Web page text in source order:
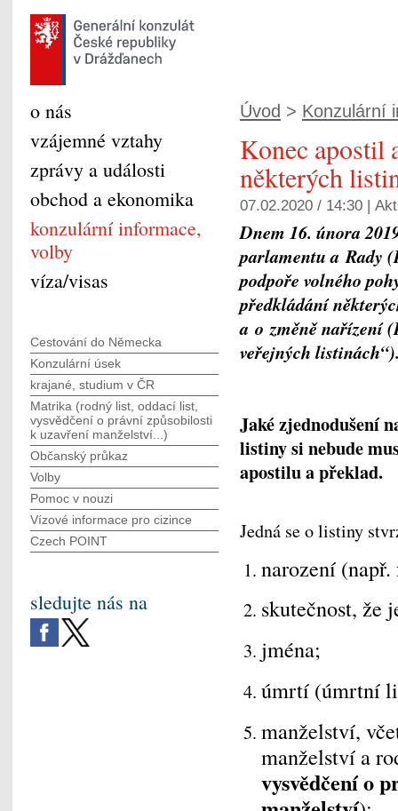
Úvod > Konzulární
Konec apostil
některých
07.02.2020 / 14:30 |
Dnem 16. února
parlamentu a Rady
podpoře volného
předkládání
a o změně nařízení
veřejných
Jaké zjednodušení
listinysi nebude
apostilu a překlad.
Jedná se o listiny
narození (např.
skutečnost, že
jména;
úmrtí (úmrtní
manželství,
manželství a
vysvědčení o
o nás
vzájemné vztahy
zprávy a události
obchod a ekonomika
konzulární informace,
volby
víza/visas
Cestování do Německa
Konzulární úsek
krajané, studium v ČR
Matrika (rodný list, oddací list,
vysvědčení o právní způsobilosti
k uzavření manželství...)
Občanský průkaz
Volby
Pomoc v nouzi
Vízové informace pro cizince
Czech POINT
sledujte nás na